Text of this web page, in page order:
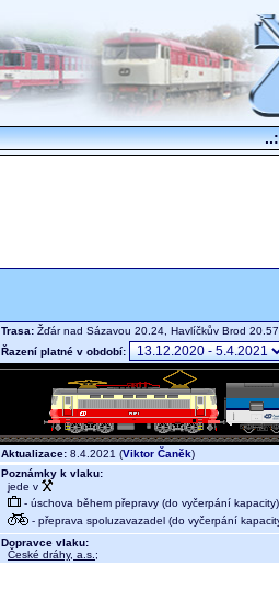
Trasa: Žďár nad Sázavou 20.24, Havlíčkův Brod
Řazení platné v období:
Aktualizace: 8.4.2021 (Viktor Čaněk)
Poznámky k vlaku:
jede v
- úschova během přepravy (do vyčerpání kapacity)
- přeprava spoluzavazadel (do vyčerpání
Dopravce vlaku:
České dráhy, a.s. ;